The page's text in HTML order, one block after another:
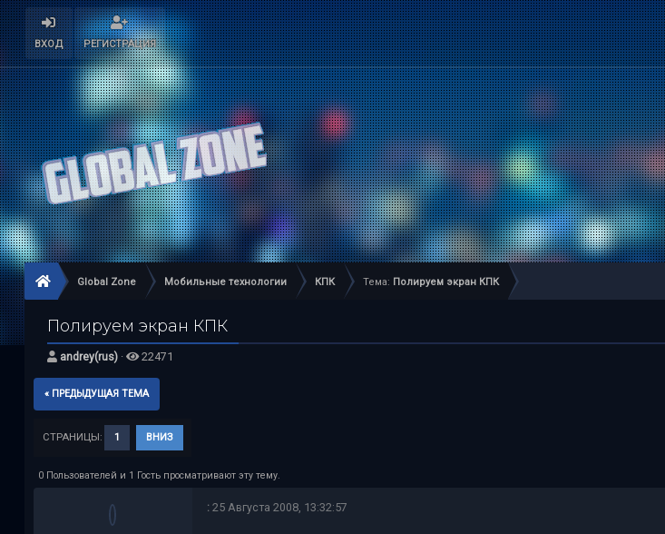
ВХОД РЕГИСТРАЦИЯ
Global Zone Мобильные технологии КПК Тема: Полируем экран КПК
Полируем экран КПК
andrey(rus)· 22471
« ПРЕДЫДУЩАЯ ТЕМА
СТРАНИЦЫ: 1 ВНИЗ
0 Пользователей и 1 Гость просматривают эту тему.
:25 Августа 2008, 13:32:57